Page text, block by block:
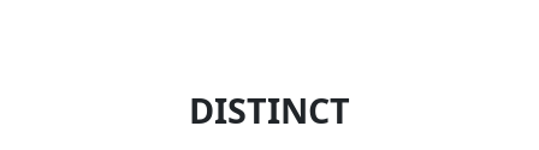
DISTINCT